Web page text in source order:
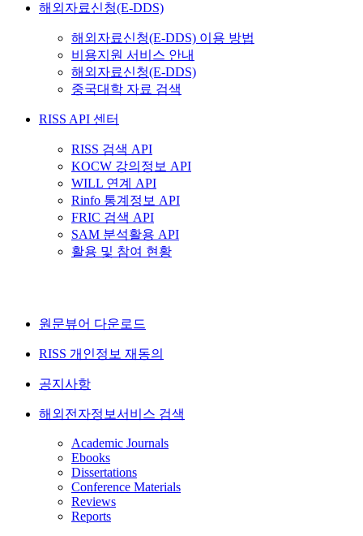
해외자료신청(E-DDS)
해외자료신청(E-DDS) 이용 방법
비용지원 서비스 안내
해외자료신청(E-DDS)
중국대학 자료 검색
RISS API 센터
RISS 검색 API
KOCW 강의정보 API
WILL 연계 API
Rinfo 통계정보 API
FRIC 검색 API
SAM 분석활용 API
활용 및 참여 현황
원문뷰어 다운로드
RISS 개인정보 재동의
공지사항
해외전자정보서비스 검색
Academic Journals
Ebooks
Dissertations
Conference Materials
Reviews
Reports